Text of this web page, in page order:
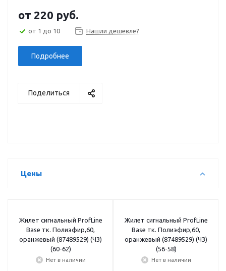
от 220 руб.
от 1 до 10 Нашли дешевле?
Подробнее
Поделиться
Цены
Жилет сигнальный ProfLine
Base тк. Полиэфир,60,
оранжевый (87489529) (ЧЗ)
(60-62)
Нет в наличии
Жилет сигнальный ProfLine
Base тк. Полиэфир,60,
оранжевый (87489529) (ЧЗ)
(56-58)
Нет в наличии